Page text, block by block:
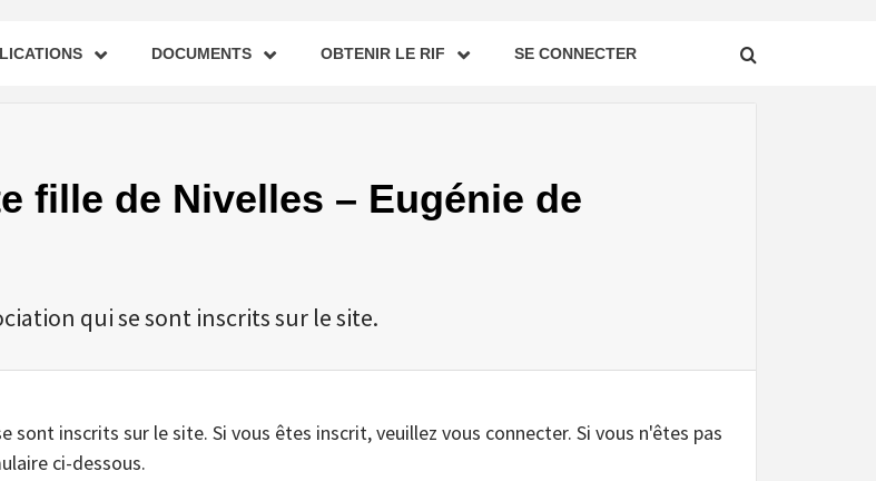
DOCUMENTS OBTENIR LE RIF SE CONNECTER
fille de Nivelles – Eugénie de
qui se sont inscrits sur le site.
inscrits sur le site. Si vous êtes inscrit, veuillez vous connecter. Si vous n'êtes pas
ci-dessous.